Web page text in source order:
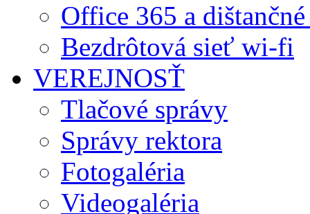
Office 365 a
Bezdrôtová sieť wi-fi
VEREJNOSŤ
Tlačové správy
Správy rektora
Fotogaléria
Videogaléria